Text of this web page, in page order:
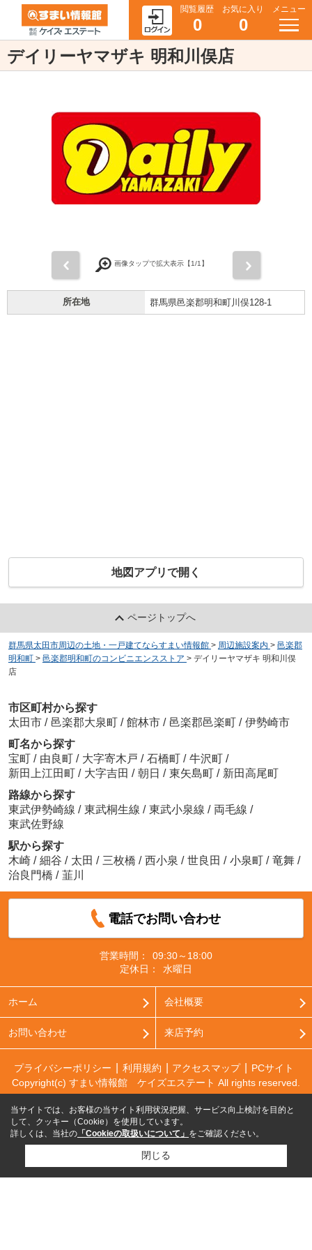
閲覧履歴
0
お気に入り
0
メニュー
デイリーヤマザキ 明和川俣店
画像タップで拡大表示【1/1】
所在地 群馬県邑楽郡明和町川俣128-1
地図アプリで開く
ページトップへ
群馬県太田市周辺の土地・一戸建てならすまい情報館 > 周辺施設案内 > 邑楽郡
明和町 > 邑楽郡明和町のコンビニエンスストア > デイリーヤマザキ 明和川俣
店
市区町村から探す
太田市 / 邑楽郡大泉町 / 館林市 / 邑楽郡邑楽町 / 伊勢崎市
町名から探す
宝町 / 由良町 / 大字寄木戸 / 石橋町 / 牛沢町 /
新田上江田町 / 大字吉田 / 朝日 / 東矢島町 / 新田高尾町
路線から探す
東武伊勢崎線 / 東武桐生線 / 東武小泉線 / 両毛線 /
東武佐野線
駅から探す
木崎 / 細谷 / 太田 / 三枚橋 / 西小泉 / 世良田 / 小泉町 / 竜舞 /
治良門橋 / 韮川
電話でお問い合わせ
営業時間：
09:30～18:00
定休日：
水曜日
ホーム 会社概要
お問い合わせ 来店予約
プライバシーポリシー 利用規約 アクセスマップ
PCサイト
Copyright(c) すまい情報館 ケイズエステート All rights reserved.
当サイトでは、お客様の当サイト利用状況把握、サービス向上検討を目的と
して、クッキー（Cookie）を使用しています。
詳しくは、当社の 「Cookieの取扱いについて」 をご確認ください。
閉じる